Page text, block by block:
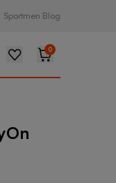
Sportmen Blog
0